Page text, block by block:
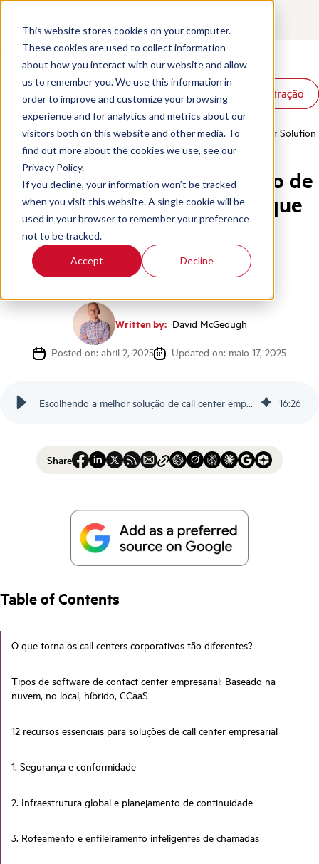
This website stores cookies on your computer.
These cookies are used to collect information
about how you interact with our website and allow
us to remember you. We use this information in
order to improve and customize your browsing
experience and for analytics and metrics about our
visitors both on this website and other media. To
find out more about the cookies we use, see our
Privacy Policy.
If you decline, your information won’t be tracked
when you visit this website. A single cookie will be
used in your browser to remember your preference
not to be tracked.
Accept Decline
Produtos
Soluções
Recursos
Solicite uma demonstração
Solicite uma demonstração
Home / Pt Br / Blog / Choosing The Best Enterprise Call Center Solution
Escolhendo a melhor solução de
call center empresarial: O que
saber
Quality Assurance
Written by: David McGeough
Posted on: abril 2, 2025
Updated on: maio 17, 2025
Escolhendo a melhor solução de call center empresarial: O que saber 16:26
Share
Table of Contents
O que torna os call centers corporativos tão diferentes?
Tipos de software de contact center empresarial: Baseado na
nuvem, no local, híbrido, CCaaS
12 recursos essenciais para soluções de call center empresarial
1. Segurança e conformidade
2. Infraestrutura global e planejamento de continuidade
3. Roteamento e enfileiramento inteligentes de chamadas